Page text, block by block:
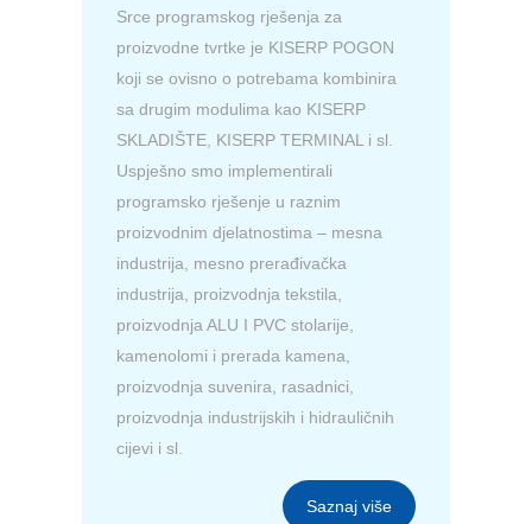
Srce programskog rješenja za
proizvodne tvrtke je KISERP POGON
koji se ovisno o potrebama kombinira
sa drugim modulima kao KISERP
SKLADIŠTE, KISERP TERMINAL i sl.
Uspješno smo implementirali
programsko rješenje u raznim
proizvodnim djelatnostima – mesna
industrija, mesno prerađivačka
industrija, proizvodnja tekstila,
proizvodnja ALU I PVC stolarije,
kamenolomi i prerada kamena,
proizvodnja suvenira, rasadnici,
proizvodnja industrijskih i hidrauličnih
cijevi i sl.
Saznaj više